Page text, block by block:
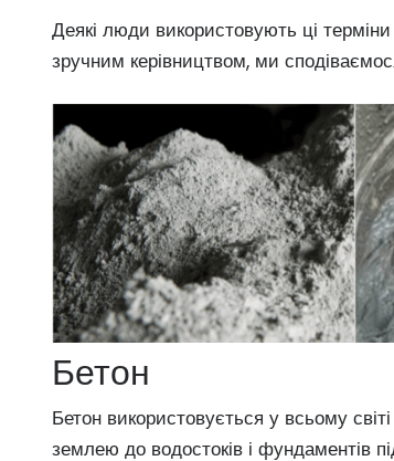
Деякі люди використовують ці
зручним керівництвом, ми
Бетон
Бетон використовується у всьому
землею до водостоків і фундаментів